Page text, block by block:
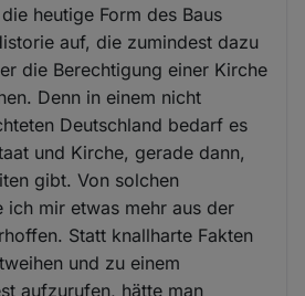
heutige Form des Baus
auf, die zumindest dazu
die Berechtigung einer Kirche
Denn in einem nicht
Deutschland bedarf es
und Kirche, gerade dann,
gibt. Von solchen
ich mir etwas mehr aus der
Statt knallharte Fakten
und zu einem
aufzurufen, hätte man